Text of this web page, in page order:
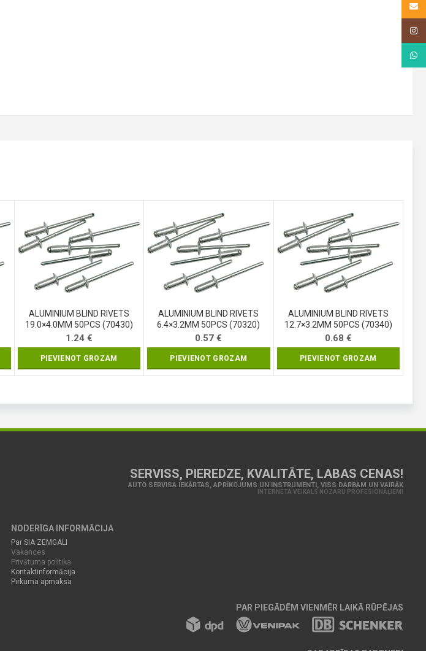
ALUMINIUM BLIND RIVETS
19.0×4.0MM 50PCS (70430)
1.24 €
PIEVIENOT GROZAM
ALUMINIUM BLIND RIVETS
6.4×3.2MM 50PCS (70320)
0.57€
PIEVIENOT GROZAM
ALUMINIUM BLIND RIVETS
12.7×3.2MM 50PCS (70340)
0.68 €
PIEVIENOT GROZAM
SERVISS, PIEREDZE, KVALITĀTE, LABAS CENAS!
AUTO SERVISA IEKĀRTAS, APRĪKOJUMS UN INSTRUMENTI, VISS DARBAM UN VAIRĀK
INTERNETA VEIKALS NOZARU PROFESIONĀĻIEM!
NODERĪGA INFORMĀCIJA
Par SIA ZEMGALI
Vakances
Privātuma politika
Kontaktinformācija
Pirkuma apmaksa
PAR PIEGĀDĒM VIENMĒR LAIKĀ RŪPĒJAS
Email